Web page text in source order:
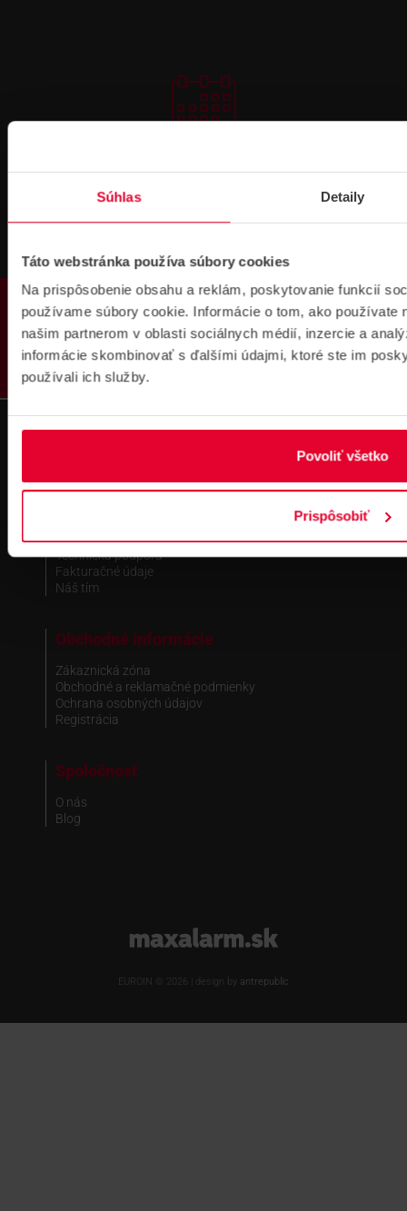
Súhlas Detaily
Táto webstránka používa súbory cookies
Na prispôsobenie obsahu a reklám, poskytovanie funkcií
používame súbory cookie. Informácie o tom, ako používate
našim partnerom v oblasti sociálnych médií, inzercie a
informácie skombinovať s ďalšími údajmi, ktoré ste im
používali ich služby.
Povoliť všetko
Prispôsobiť
PRODUKTY Fakturačné údaje
IČO: 36340804 | DIČ: 2021919658
IČ DPH: SK2021919658
Pobočka Košice
Technická podpora
Fakturačné údaje
Náš tím
Obchodné informácie
Zákaznická zóna
Obchodné a reklamačné podmienky
Ochrana osobných údajov
Registrácia
Spoločnosť
O nás
Blog
www.maxalarm.sk
EUROIN © 2026 | design by antrepublic